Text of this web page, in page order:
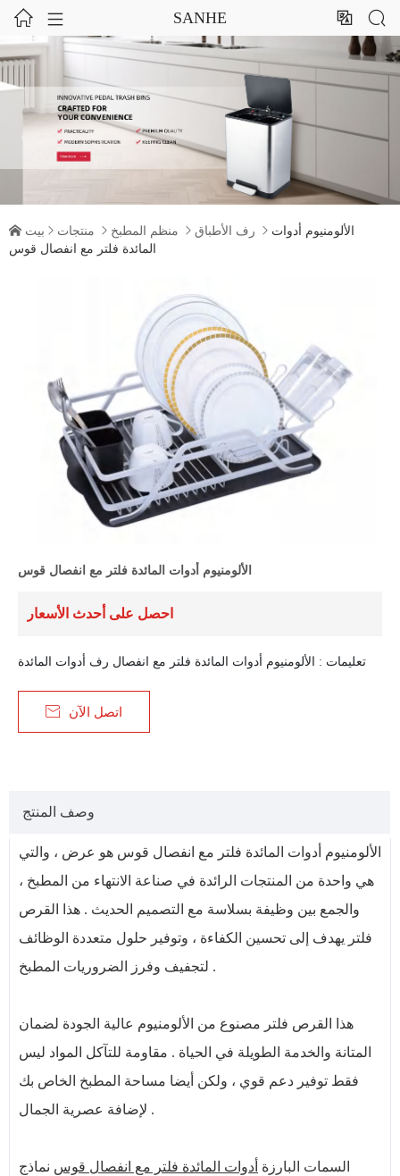
  SANHE  
 بيت  منتجات  منظم المطبخ  رف الأطباق  الألومنيوم أدوات
المائدة فلتر مع انفصال قوس
الألومنيوم أدوات المائدة فلتر مع انفصال قوس
احصل على أحدث الأسعار
تعليمات : الألومنيوم أدوات المائدة فلتر مع انفصال رف أدوات المائدة
 اتصل الآن
وصف المنتج
الألومنيوم أدوات المائدة فلتر مع انفصال قوس هو عرض ، والتي
هي واحدة من المنتجات الرائدة في صناعة الانتهاء من المطبخ ،
والجمع بين وظيفة بسلاسة مع التصميم الحديث . هذا القرص
فلتر يهدف إلى تحسين الكفاءة ، وتوفير حلول متعددة الوظائف
لتجفيف وفرز الضروريات المطبخ .
هذا القرص فلتر مصنوع من الألومنيوم عالية الجودة لضمان
المتانة والخدمة الطويلة في الحياة . مقاومة للتآكل المواد ليس
فقط توفير دعم قوي ، ولكن أيضا مساحة المطبخ الخاص بك
لإضافة عصرية الجمال .
السمات البارزة أدوات المائدة فلتر مع انفصال قوس نماذج